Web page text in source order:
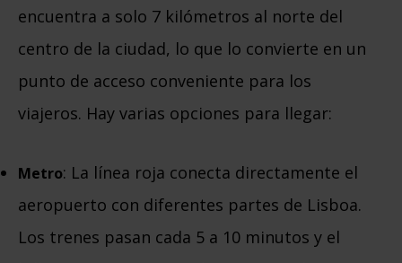
encuentra a solo 7 kilómetros al norte del
centro de la ciudad, lo que lo convierte en un
punto de acceso conveniente para los
viajeros. Hay varias opciones para llegar:
Metro: La línea roja conecta directamente el
aeropuerto con diferentes partes de Lisboa.
Los trenes pasan cada 5 a 10 minutos y el